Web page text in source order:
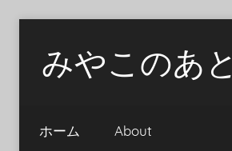
content
みやこのあと
ホーム About